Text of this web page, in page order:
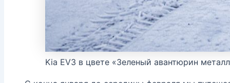
Kia EV3 в цвете «Зеленый авантюрин